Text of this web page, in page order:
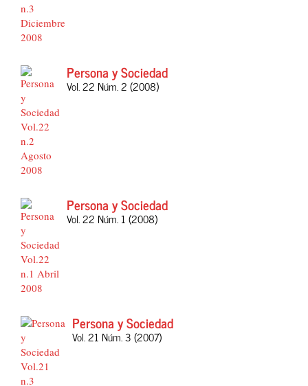
Persona y Sociedad
Vol. 22 Núm. 2 (2008)
Persona y Sociedad
Vol. 22 Núm. 1 (2008)
Persona y Sociedad
Vol. 21 Núm. 3 (2007)